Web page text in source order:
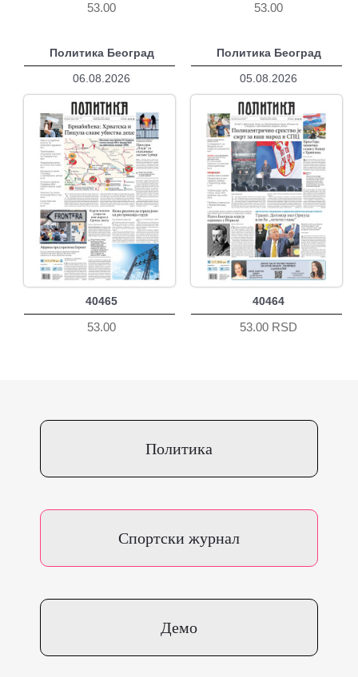
53.00 53.00
Политика Београд
06.08.2026
40465
53.00
Политика Београд
05.08.2026
40464
53.00 RSD
Политика
Спортски журнал
Демо